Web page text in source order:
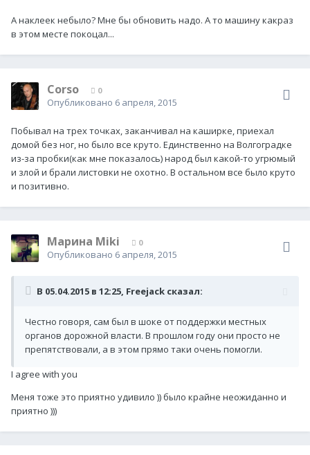
А наклеек небыло? Мне бы обновить надо. А то машину какраз
в этом месте покоцал...
Corso 0
Опубликовано 6 апреля, 2015
Побывал на трех точках, заканчивал на каширке, приехал
домой без ног, но было все круто. Единственно на Волгоградке
из-за пробки(как мне показалось) народ был какой-то угрюмый
и злой и брали листовки не охотно. В остальном все было круто
и позитивно.
Марина Miki 0
Опубликовано 6 апреля, 2015
В 05.04.2015 в 12:25, Freejack сказал:
Честно говоря, сам был в шоке от поддержки местных
органов дорожной власти. В прошлом году они просто не
препятствовали, а в этом прямо таки очень помогли.
I agree with you
Меня тоже это приятно удивило )) было крайне неожиданно и
приятно )))